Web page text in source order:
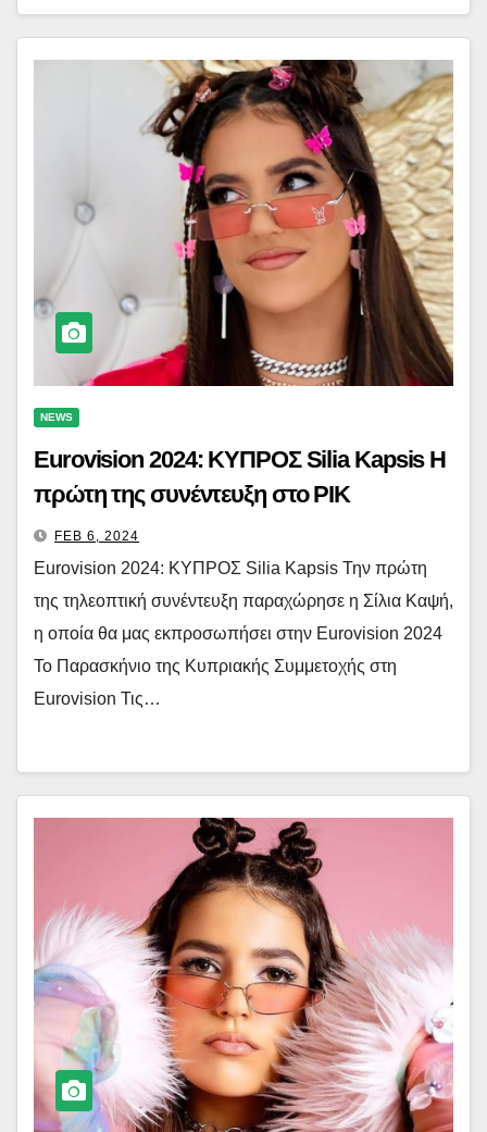
NEWS
Eurovision 2024: ΚΥΠΡΟΣ Silia Kapsis H
πρώτη της συνέντευξη στο ΡΙΚ
FEB 6, 2024
Eurovision 2024: ΚΥΠΡΟΣ Silia Kapsis Την πρώτη
της τηλεοπτική συνέντευξη παραχώρησε η Σίλια Καψή,
η οποία θα μας εκπροσωπήσει στην Eurovision 2024
Το Παρασκήνιο της Κυπριακής Συμμετοχής στη
Eurovision Τις…